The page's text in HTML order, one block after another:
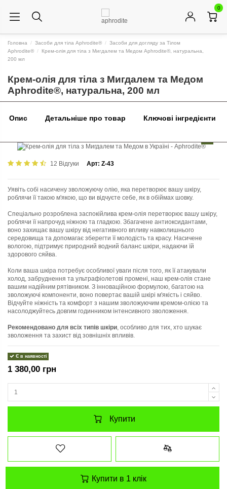
0
Головна Засоби для тіла Aphrodite®
Засоби для догляду за Тілом
Aphrodite®
Крем-олія для тіла з Мигдалем та Медом Aphrodite®, натуральна,
200 мл
Крем-олія для тіла з Мигдалем та Медом
Aphrodite®, натуральна, 200 мл
Опис Детальніше про товар Ключові інгредієнти
12 Відгуки Арт: Z-43
Уявіть собі насичену зволожуючу олію, яка перетворює вашу шкіру,
роблячи її такою м'якою, що ви відчуєте себе, як в обіймах шовку.
Спеціально розроблена заспокійлива крем-олія перетворює вашу шкіру,
роблячи її напрочуд ніжною та гладкою. Збагачене антиоксидантами,
воно захищає вашу шкіру від негативного впливу навколишнього
середовища та допомагає зберегти її молодість та красу. Насичене
вологою, підтримує природний водний баланс шкіри, надаючи їй
здорового сяйва.
Коли ваша шкіра потребує особливої уваги після того, як її атакували
холод, забруднення та ультрафіолетові промені, наш крем-олія стане
вашим надійним рятівником. З інноваційною формулою, багатою на
зволожуючі компоненти, воно повертає вашій шкірі м'якість і сяйво.
Відчуйте ніжність та комфорт з нашим зволожуючим кремом-олією та
насолоджуйтесь довгим годинником інтенсивного зволоження.
Рекомендовано для всіх типів шкіри, особливо для тих, хто шукає
зволоження та захист від зовнішніх впливів.
Є в наявності
1 380,00 грн
Купити
Купити в 1 клік